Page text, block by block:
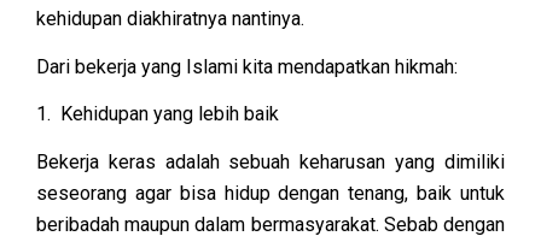
kehidupan diakhiratnya nantinya.
Dari bekerja yang Islami kita mendapatkan hikmah:
1. Kehidupan yang lebih baik
Bekerja keras adalah sebuah keharusan yang dimiliki
seseorang agar bisa hidup dengan tenang, baik untuk
beribadah maupun dalam bermasyarakat. Sebab dengan